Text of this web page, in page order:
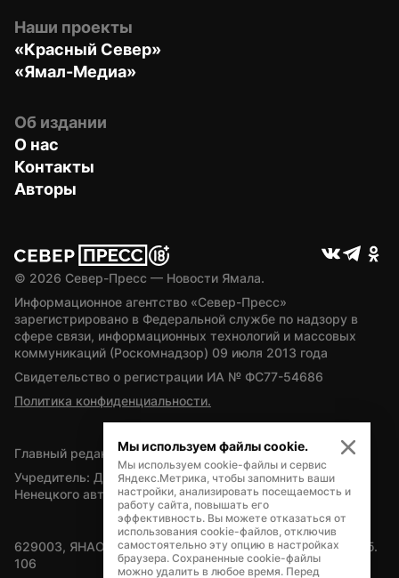
Наши проекты
«Красный Север»
«Ямал-Медиа»
Об издании
О нас
Контакты
Авторы
© 2026 Север-Пресс — Новости Ямала.
Информационное агентство «Север-Пресс»
зарегистрировано в Федеральной службе по надзору в
сфере связи, информационных технологий и массовых
коммуникаций (Роскомнадзор) 09 июля 2013 года
Свидетельство о регистрации ИА № ФС77-54686
Политика конфиденциальности.
Главный редактор — А.Л. Поздеев
Учредитель: Департамент внутренней политики Ямало-
Ненецкого автономного округа
629003, ЯНАО, Салехард, мкр. Богдана Кнунянца, д.1, каб.
106
Мы используем файлы cookie.
Мы используем cookie-файлы и сервис
Яндекс.Метрика, чтобы запомнить ваши
настройки, анализировать посещаемость и
работу сайта, повышать его
эффективность. Вы можете отказаться от
использования cookie-файлов, отключив
самостоятельно эту опцию в настройках
браузера. Сохраненные cookie-файлы
можно удалить в любое время. Перед